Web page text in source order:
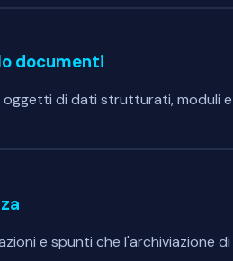
documenti
di dati strutturati, moduli
e spunti che l'archiviazione